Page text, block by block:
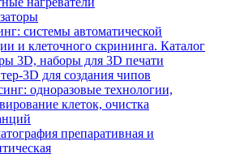
системы автоматической
и клеточного скрининга. Каталог
3D, наборы для 3D печати
3D для создания чипов
одноразовые технологии,
клеток, очистка
препаративная и